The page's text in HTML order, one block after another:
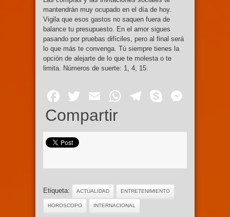
mantendrán muy ocupado en el día de hoy.
Vigila que esos gastos no saquen fuera de
balance tu presupuesto. En el amor sigues
pasando por pruebas difíciles, pero al final será
lo que más te convenga. Tú siempre tienes la
opción de alejarte de lo que te molesta o te
limita. Números de suerte: 1, 4, 15.
Facebook
Twitter
EmailWhatsApp
Telegram
Skype
Compartir
Etiqueta: ACTUALIDAD ENTRETENIMIENTO
HOROSCOPO INTERNACIONAL